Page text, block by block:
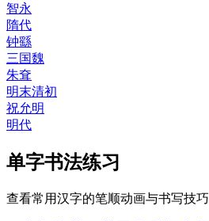
智永
隋代
钟繇
三国魏
朱耷
明末清初
祝允明
明代
单字书法练习
查看常用汉字的笔顺动画与书写技巧